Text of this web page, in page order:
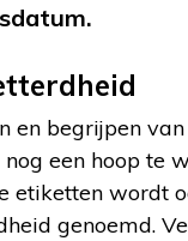
en begrijpen
een hoop te
etiketten wordt
genoemd.